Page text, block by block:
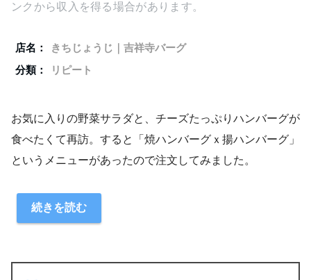
ンクから収入を得る場合があります。
店名：
きちじょうじ｜吉祥寺バーグ
分類：
リピート
お気に入りの野菜サラダと、チーズたっぷりハンバーグが
食べたくて再訪。すると「焼ハンバーグｘ揚ハンバーグ」
というメニューがあったので注文してみました。
続きを読む